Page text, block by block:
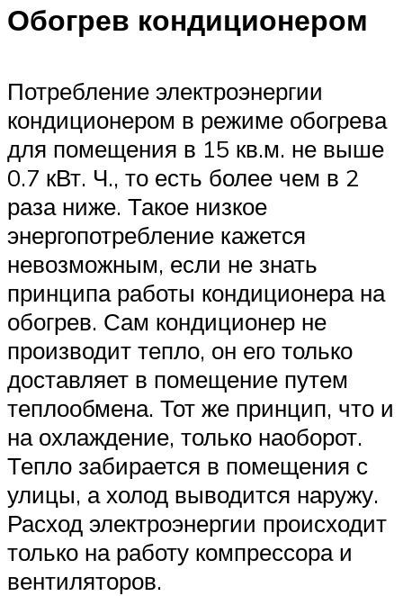
Обогрев кондиционером
Потребление электроэнергии
кондиционером в режиме обогрева
для помещения в 15 кв.м. не выше
0.7 кВт. Ч., то есть более чем в 2
раза ниже. Такое низкое
энергопотребление кажется
невозможным, если не знать
принципа работы кондиционера на
обогрев. Сам кондиционер не
производит тепло, он его только
доставляет в помещение путем
теплообмена. Тот же принцип, что и
на охлаждение, только наоборот.
Тепло забирается в помещения с
улицы, а холод выводится наружу.
Расход электроэнергии происходит
только на работу компрессора и
вентиляторов.